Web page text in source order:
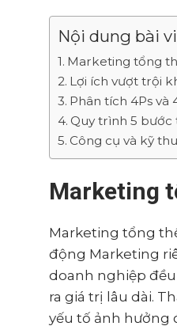
Nội dung bài
Marketing tổng
Lợi ích vượt trội
Phân tích 4Ps và
Quy trình 5 bước
Công cụ và kỹ
Marketing
Marketing tổng
động Marketing
doanh nghiệp
ra giá trị lâu dài.
yếu tố ảnh hưởng